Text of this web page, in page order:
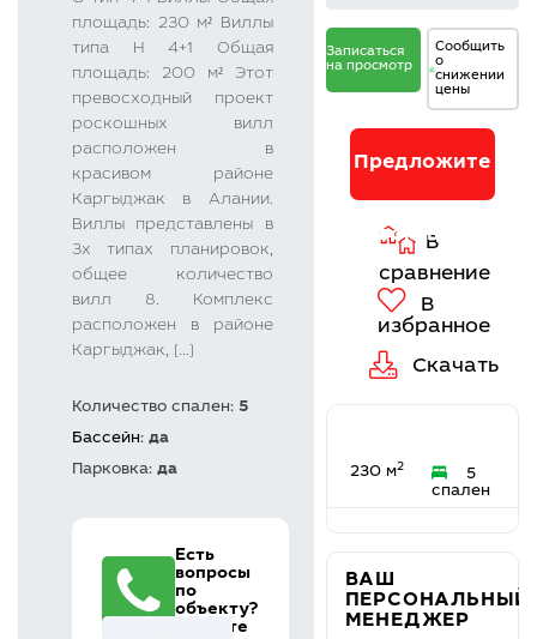
площадь: 230 м² Виллы
типа H 4+1 Общая
площадь: 200 м² Этот
превосходный проект
роскошных вилл
расположен в
красивом районе
Каргыджак в Алании.
Виллы представлены в
3х типах планировок,
общее количество
вилл 8. Комплекс
расположен в районе
Каргыджак, [...]
Количество спален: 5
Бассейн: да
Парковка: да
Есть
вопросы
по
объекту?
Звоните
Записаться
на просмотр
Сообщить
о
снижении
цены
Предложите
свою цену
Скачать
230 м2
5
спален
ВАШ
ПЕРСОНАЛЬНЫЙ
МЕНЕДЖЕР